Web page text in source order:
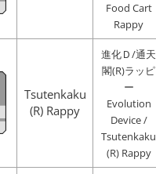
Food Cart
Rappy
Tsutenkaku
(R) Rappy
進化Ｄ/通天
閣(R)ラッピ
ー
Evolution
Device /
Tsutenkaku
(R) Rappy